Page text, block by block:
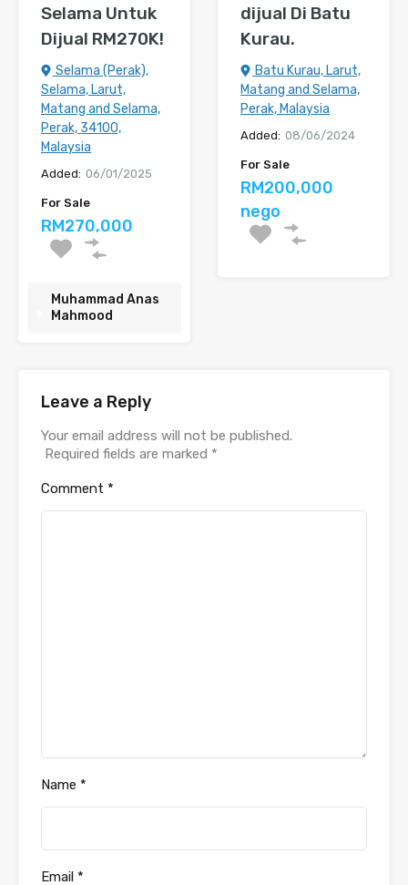
Selama Untuk
Dijual RM270K!
Selama (Perak),
Selama, Larut,
Matang and Selama,
Perak, 34100,
Malaysia
Added: 06/01/2025
For Sale
RM270,000
Muhammad Anas
Mahmood
dijual Di Batu
Kurau.
Batu Kurau, Larut,
Matang and Selama,
Perak, Malaysia
Added: 08/06/2024
For Sale
RM200,000
nego
Leave a Reply
Your email address will not be published.
Required fields are marked *
Comment *
Name *
Email *